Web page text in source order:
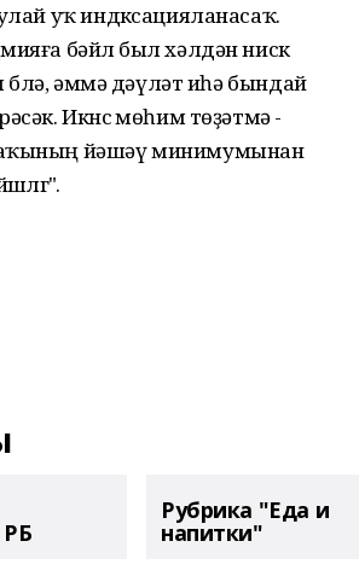
уҡ индҽксацияланасаҡ.
бәйлҽ был хәлдән нисҽк
бҽлә, әммә дәүләт иһә бындай
Икҽнсҽ мөһим төҙәтмә -
йәшәү минимумынан
Рубрика "Еда и
напитки"